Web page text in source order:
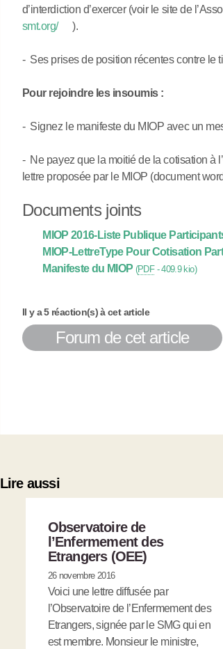
d’interdiction d’exercer (voir le site de
smt.org/
).
- Ses prises de position récentes contre le
Pour rejoindre les insoumis :
- Signez le manifeste du MIOP avec un
- Ne payez que la moitié de la cotisation à
lettre proposée par le MIOP (document
Documents joints
MIOP 2016-Liste Publique
MIOP-LettreType Pour Cotisation
Manifeste du MIOP (PDF-409.9 kio)
Il y a 5 réaction(s) à cet article
Forum de cet article
Lire aussi
Observatoire de
l’Enfermement des
Etrangers (OEE)
26 novembre 2016
Voici une lettre diffusée par
l’Observatoire de l’Enfermement des
Etrangers, signée par le SMG qui en
est membre. Monsieur le ministre,